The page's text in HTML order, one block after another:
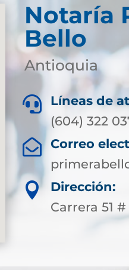
Notaría
Bello
Antioquia

Líneas de
(604) 322

Correo

Dirección:
Carrera 51 #